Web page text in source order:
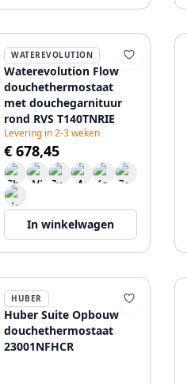
WATEREVOLUTION
Waterevolution Flow
douchethermostaat
met douchegarnituur
rond RVS T140TNRIE
Levering in 2-3 weken
€ 678,45
In winkelwagen
HUBER
Huber Suite Opbouw
douchethermostaat
23001NFHCR